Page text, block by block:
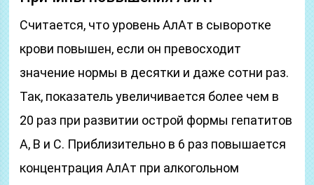
Считается, что уровень АлАт в сыворотке
крови повышен, если он превосходит
значение нормы в десятки и даже сотни раз.
Так, показатель увеличивается более чем в
20 раз при развитии острой формы гепатитов
А, В и С. Приблизительно в 6 раз повышается
концентрация АлАт при алкогольном